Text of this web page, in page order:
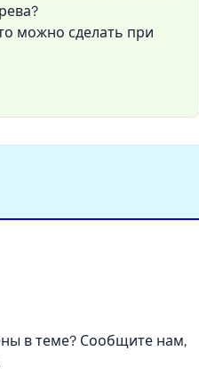
можно сделать при
в теме? Сообщите нам,